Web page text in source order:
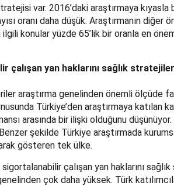
var. 2016’daki araştırmaya kıyasla
oranı daha düşük. Araştırmanın diğer
konular yüzde 65’lik bir oranla en
yan haklarını sağlık
araştırma genelinden önemli ölçüde
Türkiye’den araştırmaya katılan
arasında bir ilişki olduğunu
şekilde Türkiye araştırmada
gösteren tek ülke.
çalışan yan haklarını
çok daha yüksek. Türk